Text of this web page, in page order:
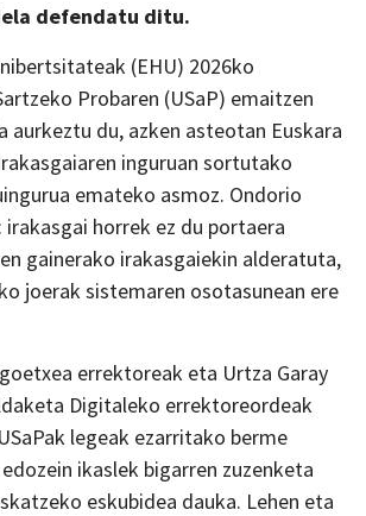
defendatu ditu.
(EHU) 2026ko
Probaren (USaP) emaitzen
aurkeztu du, azken asteotan Euskara
inguruan sortutako
emateko asmoz. Ondorio
irakasgai horrek ez du portaera
gainerako irakasgaiekin alderatuta,
joerak sistemaren osotasunean ere
errektoreak eta Urtza Garay
Digitaleko errektoreordeak
legeak ezarritako berme
ikaslek bigarren zuzenketa
eskubidea dauka. Lehen eta